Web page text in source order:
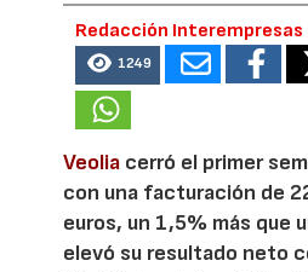
Redacción Interempresas
1249
Veolia cerró el primer
con una facturación de
euros, un 1,5% más que
elevó su resultado neto